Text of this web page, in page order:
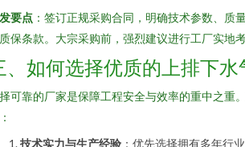
要点 ：签订正规采购合同，明确技术参数、质
保条款。大宗采购前，强烈建议进行工厂实地
、如何选择优质的上排下水
可靠的厂家是保障工程安全与效率的重中之重
技术实力与生产经验 ：优先选择拥有多年行